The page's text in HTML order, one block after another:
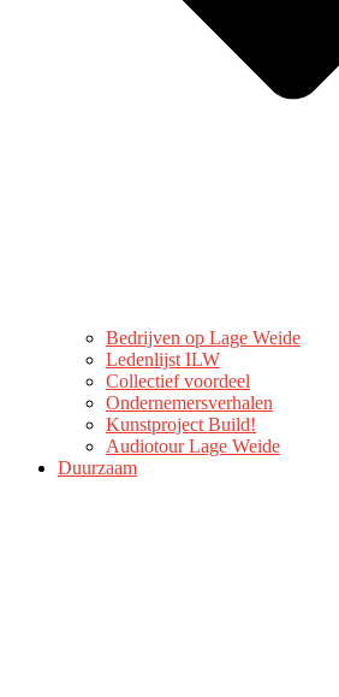
Bedrijven op Lage Weide
Ledenlijst ILW
Collectief voordeel
Ondernemersverhalen
Kunstproject Build!
Audiotour Lage Weide
Duurzaam